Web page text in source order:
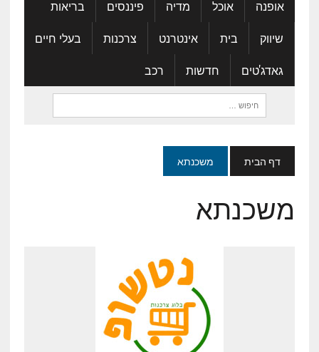
אופנה אוכל מדיה פיננסים
בריאות
שיווק
בית אינטרנט צרכנות
בעלי חיים
גאדג'טים
חדשות
רכב
חיפוש:
דף הבית משכנתא
משכנתא